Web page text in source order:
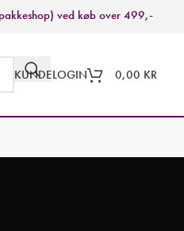
ved køb over 499,-
KUNDELOGIN 0,00 KR